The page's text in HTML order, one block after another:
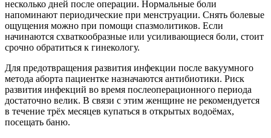
несколько дней после операции. Нормальные боли
напоминают периодические при менструации. Снять болевые
ощущения можно при помощи спазмолитиков. Если
начинаются схваткообразные или усиливающиеся боли, стоит
срочно обратиться к гинекологу.
Для предотвращения развития инфекции после вакуумного
метода аборта пациентке назначаются антибиотики. Риск
развития инфекций во время послеоперационного периода
достаточно велик. В связи с этим женщине не рекомендуется
в течение трёх месяцев купаться в открытых водоёмах,
посещать баню.